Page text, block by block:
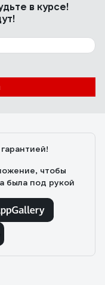
в курсе!
чтобы
была под рукой